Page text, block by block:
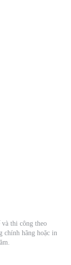
thi công theo
chính hãng hoặc in